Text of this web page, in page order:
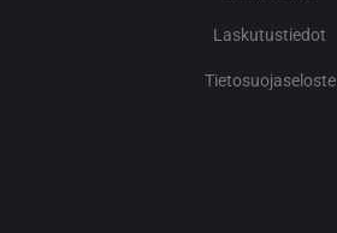
Laskutustiedot
Tietosuojaseloste